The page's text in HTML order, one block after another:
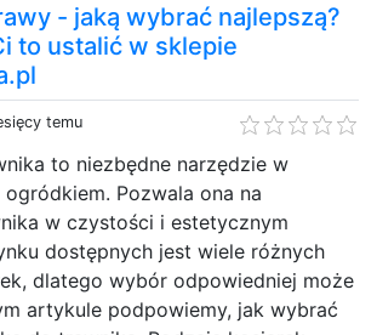
- jaką wybrać najlepszą?
to ustalić w sklepie
temu
to niezbędne narzędzie w
Pozwala ona na
w czystości i estetycznym
dostępnych jest wiele różnych
dlatego wybór odpowiedniej może
artykule podpowiemy, jak wybrać